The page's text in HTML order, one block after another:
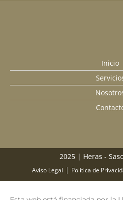
Inicio
2025 | Heras -
Aviso Legal Política de